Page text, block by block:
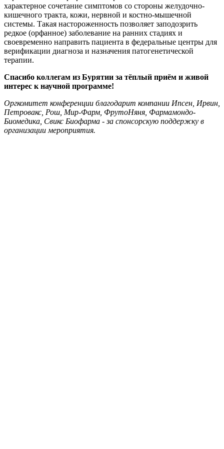
характерное сочетание симптомов со стороны желудочно-
кишечного тракта, кожи, нервной и костно-мышечной
системы. Такая настороженность позволяет заподозрить
редкое (орфанное) заболевание на ранних стадиях и
своевременно направить пациента в федеральные центры для
верификации диагноза и назначения патогенетической
терапии.
Спасибо коллегам из Бурятии за тёплый приём и живой
интерес к научной программе!
Оргкомитет конференции благодарит компании Ипсен, Ирвин,
Петровакс, Рош, Мир-Фарм, ФрутоНяня, Фармамондо-
Биомедика, Свикс Биофарма - за спонсорскую поддержку в
организации мероприятия.